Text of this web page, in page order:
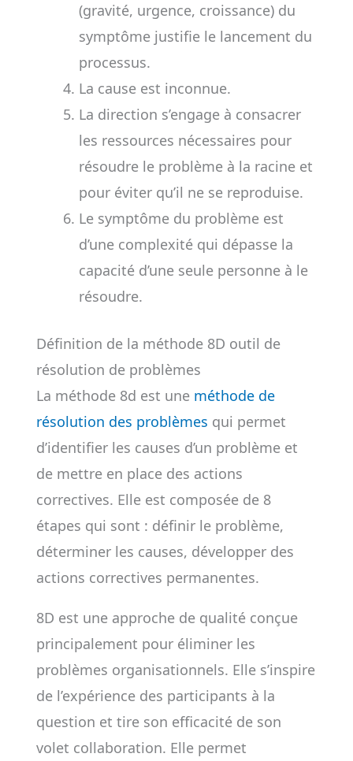
(gravité, urgence, croissance) du
symptôme justifie le lancement du
processus.
La cause est inconnue.
La direction s’engage à consacrer
les ressources nécessaires pour
résoudre le problème à la racine et
pour éviter qu’il ne se reproduise.
Le symptôme du problème est
d’une complexité qui dépasse la
capacité d’une seule personne à le
résoudre.
Définition de la méthode 8D outil de
résolution de problèmes
La méthode 8d est une méthode de
résolution des problèmes qui permet
d’identifier les causes d’un problème et
de mettre en place des actions
correctives. Elle est composée de 8
étapes qui sont : définir le problème,
déterminer les causes, développer des
actions correctives permanentes.
8D est une approche de qualité conçue
principalement pour éliminer les
problèmes organisationnels. Elle s’inspire
de l’expérience des participants à la
question et tire son efficacité de son
volet collaboration. Elle permet